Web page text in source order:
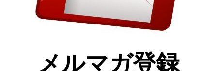
メルマガ登録